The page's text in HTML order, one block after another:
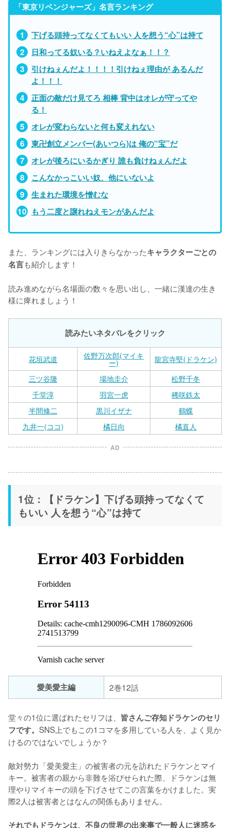
「東京リベンジャーズ」名言ランキング
下げる頭持ってなくてもいい 人を想う“心”は持て
日和ってる奴いる？いねえよなぁ！！？
引けねぇんだよ！！！！引けねぇ理由が あるんだ
よ！！！
正面の敵だけ見てろ 相棒 背中はオレが守ってや
る！
オレが変わらないと何も変えれない
東卍創立メンバー(あいつら)は 俺の“宝”だ
オレが後ろにいるかぎり 誰も負けねぇんだよ
こんなかっこいい奴、他にいないよ
生まれた環境を憎むな
もう二度と譲れねえモンがあんだよ
また、ランキングには入りきらなかったキャラクターごとの
名言も紹介します！
読み進めながら名場面の数々を思い出し、一緒に漢達の生き
様に痺れましょう！
読みたいネタバレをクリック
花垣武道 佐野万次郎(マイキ
ー)
龍宮寺堅(ドラケン)
三ツ谷隆
場地圭介
松野千冬
千堂淳
羽宮一虎
稀咲鉄太
半間修二
黒川イザナ
鶴蝶
九井一(ココ)
橘日向 橘直人
AD
1位：【ドラケン】下げる頭持ってなくて
もいい 人を想う“心”は持て
愛美愛主編 2巻12話
堂々の1位に選ばれたセリフは、 皆さんご存知ドラケンのセリ
フです。 SNS上でもこの1コマを多用している人を、よく見か
けるのではないでしょうか？
敵対勢力「愛美愛主」の被害者の元を訪れたドラケンとマイ
キー。被害者の親から非難を浴びせられた際、ドラケンは無
理やりマイキーの頭を下げさせてこの言葉をかけました。実
際2人は被害者とはなんの関係もありません。
それでもドラケンは、不良の世界の出来事で一般人に迷惑を